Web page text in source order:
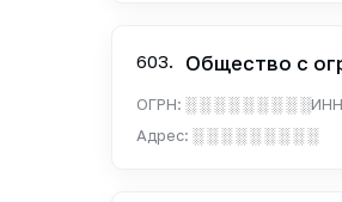
603. Общество с
ОГРН:░ ░ ░ ░ ░ ░ ░ ░ ░
Адрес:░ ░ ░ ░ ░ ░ ░ ░ ░